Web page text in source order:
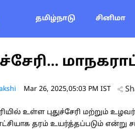
தமிழ்நாடு சினிமா
Mar 26, 2025,05:03 PM IST
உள்ள புதுச்சேரி மற்றும்
தரம் உயர்த்தப்படும் என்று